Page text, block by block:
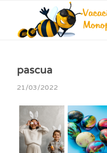
pascua
21/03/2022